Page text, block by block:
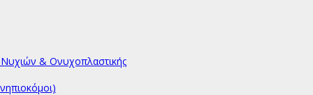
& Ονυχοπλαστικής